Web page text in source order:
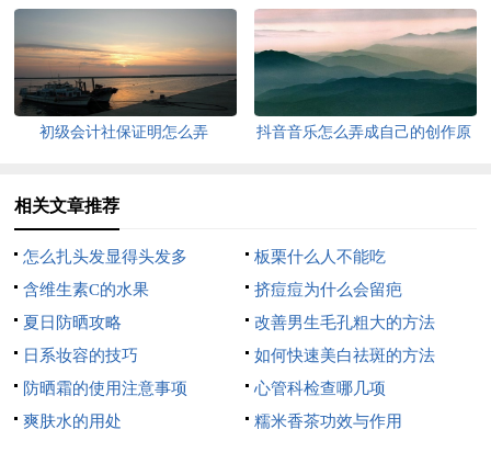
初级会计社保证明怎么弄
抖音音乐怎么弄成自己的创作原
相关文章推荐
怎么扎头发显得头发多
板栗什么人不能吃
含维生素C的水果
挤痘痘为什么会留疤
夏日防晒攻略
改善男生毛孔粗大的方法
日系妆容的技巧
如何快速美白祛斑的方法
防晒霜的使用注意事项
心管科检查哪几项
爽肤水的用处
糯米香茶功效与作用